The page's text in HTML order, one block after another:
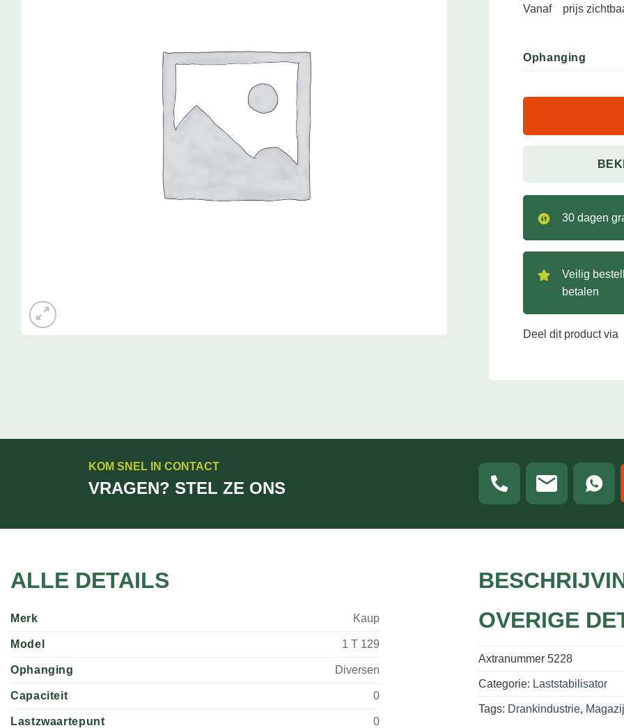
Vanaf prijs
Ophanging
30 dagen
Veilig
betalen
Deel dit product via
KOM SNEL IN CONTACT
VRAGEN? STEL ZE ONS
ALLE DETAILS
Merk Kaup
Model 1 T 129
Ophanging Diversen
Capaciteit 0
Lastzwaartepunt 0
OVERIGE
Axtranummer 5228
Categorie: Laststabilisator
Tags: Drankindustrie,